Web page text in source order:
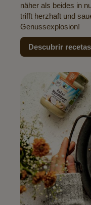
näher als beides in
trifft herzhaft und
Genussexplosion!
Descubrir recetas